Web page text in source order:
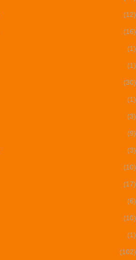
(12)
(16)
(1)
(1)
(30)
(1)
(3)
(9)
(3)
(10)
(17)
(6)
(10)
(1)
(102)